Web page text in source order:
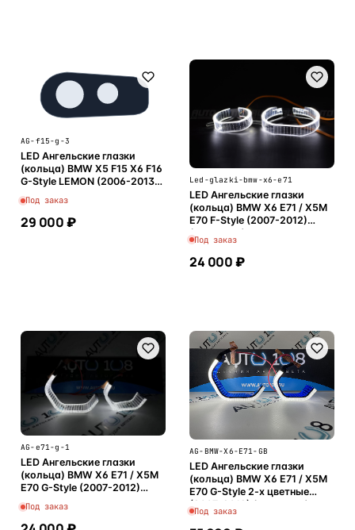
AG-f15-g-3
LED Ангельские глазки
(кольца) BMW X5 F15 X6 F16
G-Style LEMON (2006-2013)
(комплект)
Под заказ
29 000 ₽
Led-glazki-bmw-x6-e71
LED Ангельские глазки
(кольца) BMW X6 E71 / X5M
E70 F-Style (2007-2012)
(комплект)
Под заказ
24 000 ₽
AG-e71-g-1
LED Ангельские глазки
(кольца) BMW X6 E71 / X5M
E70 G-Style (2007-2012)
(комплект)
Под заказ
AG-BMW-X6-E71-GB
LED Ангельские глазки
(кольца) BMW X6 E71 / X5M
E70 G-Style 2-х цветные
(2007-2012) (комплект)
Под заказ